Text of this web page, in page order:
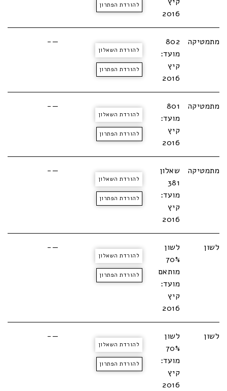
2016
להורדת הפתרון
מתמטיקה
802
מועד:
קיץ
2016
להורדת השאלון
להורדת הפתרון
—-
מתמטיקה
801
מועד:
קיץ
2016
להורדת השאלון
להורדת הפתרון
—-
מתמטיקה
שאלון
381
מועד:
קיץ
2016
להורדת השאלון
להורדת הפתרון
—-
לשון
לשון
70%
מותאם
מועד:
קיץ
2016
להורדת השאלון
להורדת הפתרון
—-
לשון
לשון
70%
מועד:
קיץ
2016
להורדת השאלון
להורדת הפתרון
—-